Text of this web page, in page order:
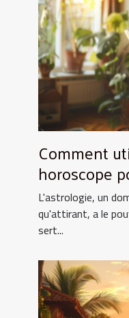
Comment
horoscope
quotidien
L'astrologie, un
qu'attirant, a le
sert...